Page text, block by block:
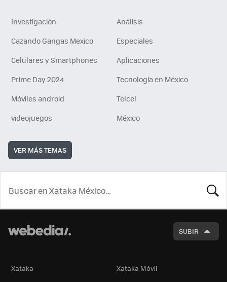
Investigación
Análisis
Cazando Gangas Mexico
Especiales
Celulares y Smartphones
Aplicaciones
Prime Day 2024
Tecnología en México
Móviles android
Telcel
videojuegos
México
VER MÁS TEMAS
SUBIR
Xataka
Xataka Móvil